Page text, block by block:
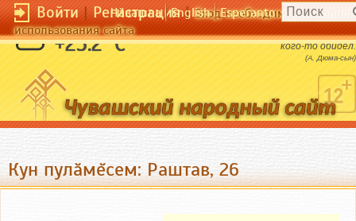
Войти|Регистрация|Вход необходим для
использования сайта
Чӑвашла English Esperanto
+25.2 °C
Если человека ужалила змея, значит он
кого-то обидел.
(А. Дюма-сын)
Кун пулăмĕсем: Раштав, 26